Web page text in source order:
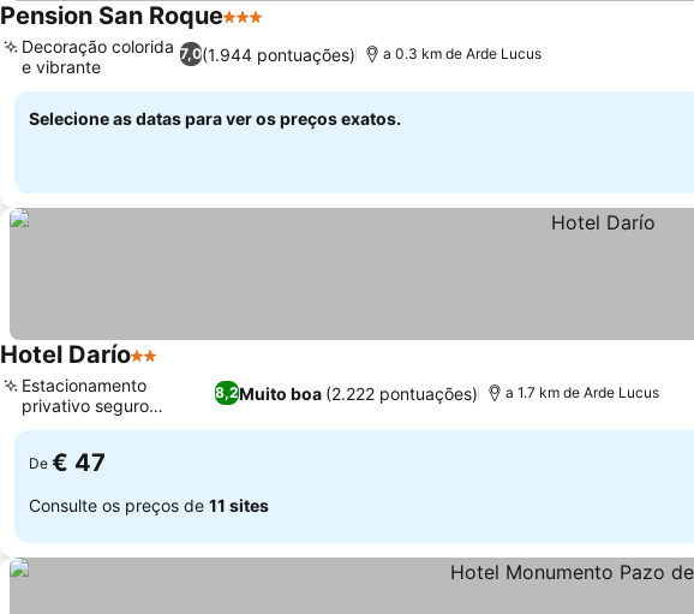
Pension San Roque3 Estrelas
7,0(1.944 pontuações)
Decoração colorida
e vibrante
a 0.3 km de Arde Lucus
Selecione as datas para ver os preços exatos.
Hotel Darío2 Estrelas
8,2Muito boa (2.222 pontuações)
Estacionamento
privativo seguro
disponível
a 1.7 km de Arde Lucus
De € 47
Consulte os preços de 11 sites